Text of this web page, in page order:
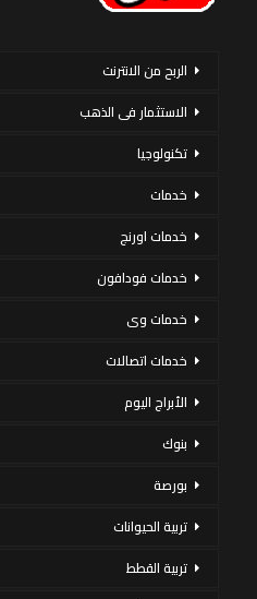
الربح من الانترنت
الاستثمار فى الذهب
تكنولوجيا
خدمات
خدمات اورنج
خدمات فودافون
خدمات وى
خدمات اتصالات
الأبراج اليوم
بنوك
بورصة
تربية الحيوانات
تربية القطط